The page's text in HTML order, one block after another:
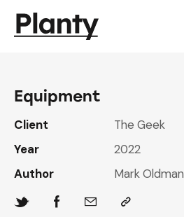
Equipment
Client
The Geek
Year
2022
Author
Mark Oldman